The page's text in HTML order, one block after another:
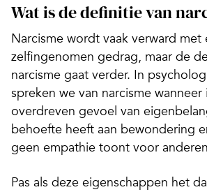
Wat is de definitie van
Narcisme wordt vaak verward met
zelfingenomen gedrag, maar de
narcisme gaat verder. In
spreken we van narcisme wanneer
overdreven gevoel van
behoefte heeft aan bewondering
geen empathie toont voor
Pas als deze eigenschappen het